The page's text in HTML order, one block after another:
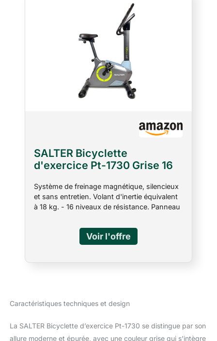
SALTER Bicyclette
d'exercice Pt-1730 Grise 16
Magnétique Silencieux 18 kg
Volant d'Inertie 12
Programmes Prédéfinis
Système de freinage magnétique, silencieux
et sans entretien. Volant d'inertie équivalent
à 18 kg. - 16 niveaux de résistance. Panneau
distance, vitesse, calories, pouls, tr/min,
Odomètre et WATT. Comprend également
TEST RECOVERY Fonctionnement en mode
programme utilisateur Support pour tablette
commande. Double système de captation du
pouls : mesure du pouls par capteurs de
Caractéristiques techniques et design
La SALTER Bicyclette d’exercice Pt-1730 se distingue par son
allure moderne et épurée, avec une couleur grise qui s’intègre